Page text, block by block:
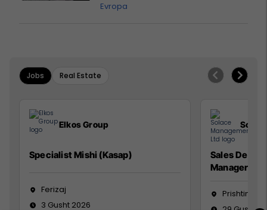
Evropa
Jobs Real Estate
Elkos Group
Specialist Mishi (Kasap)
Ferizaj
3 Gusht 2026
Sales
Manager
Prishtinë